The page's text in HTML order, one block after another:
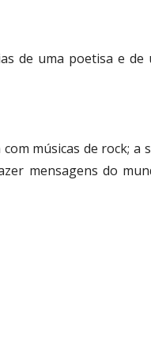
de uma poetisa e de
músicas de rock; a
mensagens do